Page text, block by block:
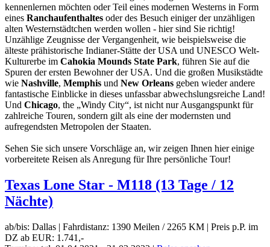
kennenlernen möchten oder Teil eines modernen Westerns in Form
eines Ranchaufenthaltes oder des Besuch einiger der unzähligen
alten Westernstädtchen werden wollen - hier sind Sie richtig!
Unzählige Zeugnisse der Vergangenheit, wie beispielsweise die
älteste prähistorische Indianer-Stätte der USA und UNESCO Welt-
Kulturerbe im Cahokia Mounds State Park, führen Sie auf die
Spuren der ersten Bewohner der USA. Und die großen Musikstädte
wie Nashville, Memphis und New Orleans geben wieder andere
fantastische Einblicke in dieses unfassbar abwechslungsreiche Land!
Und Chicago, the „Windy City“, ist nicht nur Ausgangspunkt für
zahlreiche Touren, sondern gilt als eine der modernsten und
aufregendsten Metropolen der Staaten.
Sehen Sie sich unsere Vorschläge an, wir zeigen Ihnen hier einige
vorbereitete Reisen als Anregung für Ihre persönliche Tour!
Texas Lone Star - M118 (13 Tage / 12
Nächte)
ab/bis: Dallas | Fahrdistanz: 1390 Meilen / 2265 KM | Preis p.P. im
DZ ab EUR: 1.741,-